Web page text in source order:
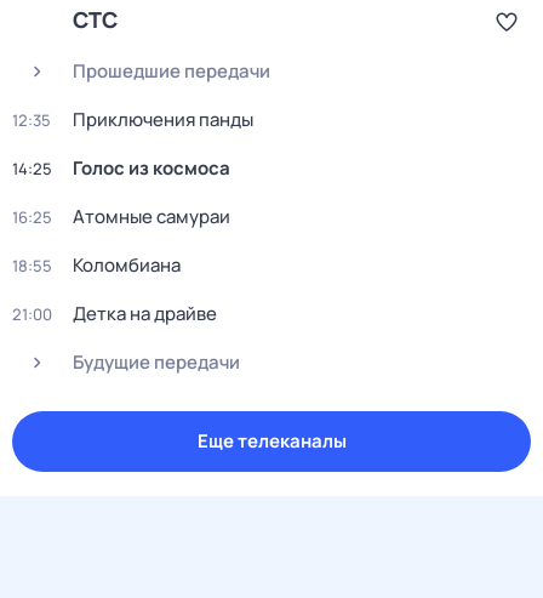
СТС
Прошедшие передачи
12:35 Приключения панды
14:25 Голос из космоса
16:25 Атомные самураи
18:55 Коломбиана
21:00
Детка на драйве
Будущие передачи
Еще телеканалы